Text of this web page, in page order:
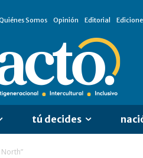
Somos Opinión Editorial
tú decides